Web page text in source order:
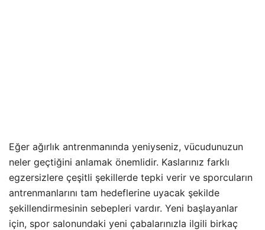
Eğer ağırlık antrenmanında yeniyseniz, vücudunuzun
neler geçtiğini anlamak önemlidir. Kaslarınız farklı
egzersizlere çeşitli şekillerde tepki verir ve sporcuların
antrenmanlarını tam hedeflerine uyacak şekilde
şekillendirmesinin sebepleri vardır. Yeni başlayanlar
için, spor salonundaki yeni çabalarınızla ilgili birkaç